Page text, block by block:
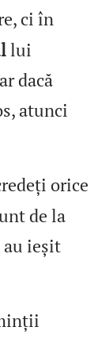
ci în
lui
dacă
atunci
orice
de la
au ieșit